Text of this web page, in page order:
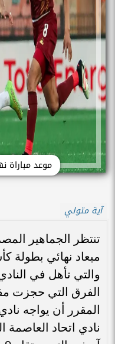
موعد مباراة
آية متولي
تنتظر الجماهير
ميعاد نهائي بطولة
والتي تأهل في
الفرق التي حجزت
المقرر أن يواجه
نادي اتحاد العاصمة